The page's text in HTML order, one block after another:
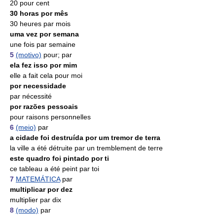
20 pour cent
30 horas por mês
30 heures par mois
uma vez por semana
une fois par semaine
5 (motivo) pour; par
ela fez isso por mim
elle a fait cela pour moi
por necessidade
par nécessité
por razões pessoais
pour raisons personnelles
6 (meio) par
a cidade foi destruída por um tremor de terra
la ville a été détruite par un tremblement de terre
este quadro foi pintado por ti
ce tableau a été peint par toi
7 MATEMÁTICApar
multiplicar por dez
multiplier par dix
8 (modo) par